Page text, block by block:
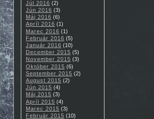
Júl 2016 (2)
Jún 2016 (3)
Máj 2016 (6)
Apríl 2016 (1)
Marec 2016 (1)
Február 2016 (5)
Január 2016 (10)
December 2015 (5)
November 2015 (3)
Október 2015 (6)
September 2015 (2)
August 2015 (2)
Jún 2015 (4)
Máj 2015 (3)
Apríl 2015 (4)
Marec 2015 (3)
Február 2015 (10)